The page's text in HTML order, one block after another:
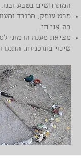
המתרחשים בטבע ובנו.
מבט עומק, מרובד
בה אני חי.
מציאת מענה הרמוני
שינוי בתוכניות,